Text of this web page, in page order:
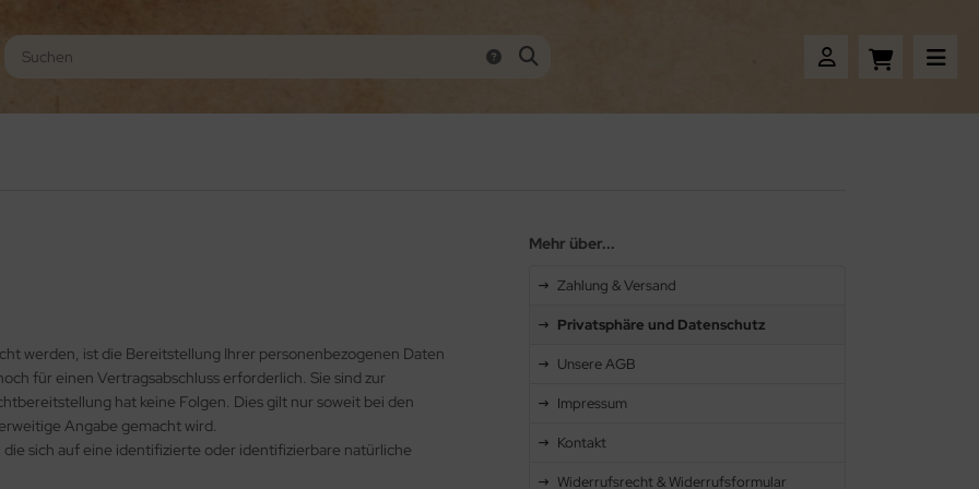
werden, ist die Bereitstellung Ihrer personenbezogenen Daten
für einen Vertragsabschluss erforderlich. Sie sind zur
hat keine Folgen. Dies gilt nur soweit bei den
Angabe gemacht wird.
sich auf eine identifizierte oder identifizierbare natürliche
Mehr über...
Zahlung & Versand
Privatsphäre und Datenschutz
Unsere AGB
Impressum
Kontakt
Widerrufsrecht & Widerrufsformular